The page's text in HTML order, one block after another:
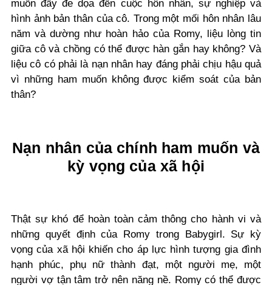
muốn đấy đe dọa đến cuộc hôn nhân, sự nghiệp và
hình ảnh bản thân của cô. Trong một mối hôn nhân lâu
năm và dường như hoàn hảo của Romy, liệu lòng tin
giữa cô và chồng có thể được hàn gắn hay không? Và
liệu cô có phải là nạn nhân hay đáng phải chịu hậu quả
vì những ham muốn không được kiểm soát của bản
thân?
Nạn nhân của chính ham muốn và
kỳ vọng của xã hội
Thật sự khó để hoàn toàn cảm thông cho hành vi và
những quyết định của Romy trong Babygirl. Sự kỳ
vọng của xã hội khiến cho áp lực hình tượng gia đình
hạnh phúc, phụ nữ thành đạt, một người mẹ, một
người vợ tận tâm trở nên năng nề. Romy có thể được